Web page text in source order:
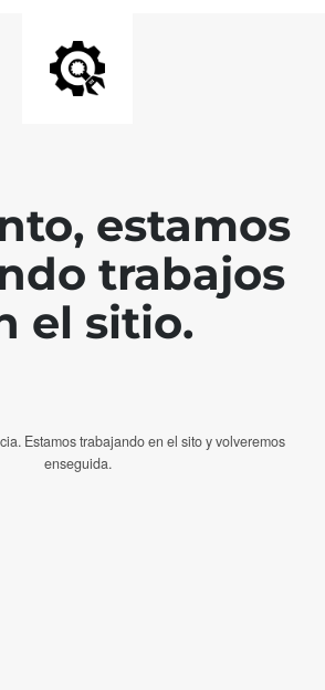
estamos
trabajos
el sitio.
Estamos trabajando en el sito y volveremos
enseguida.